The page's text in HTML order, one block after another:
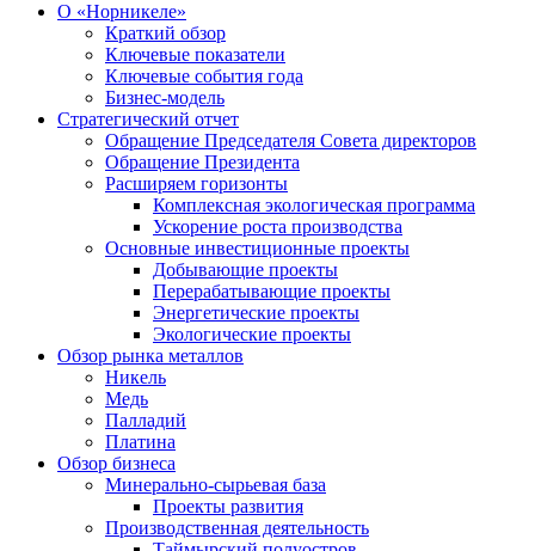
О «Норникеле»
Краткий обзор
Ключевые показатели
Ключевые события года
Бизнес-модель
Стратегический отчет
Обращение Председателя Совета директоров
Обращение Президента
Расширяем горизонты
Комплексная экологическая программа
Ускорение роста производства
Основные инвестиционные проекты
Добывающие проекты
Перерабатывающие проекты
Энергетические проекты
Экологические проекты
Обзор рынка металлов
Никель
Медь
Палладий
Платина
Обзор бизнеса
Минерально-сырьевая база
Проекты развития
Производственная деятельность